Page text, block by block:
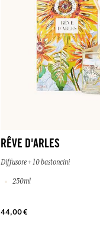
RÊVE D'ARLES
Diffusore + 10 bastoncini
250ml
44,00 €